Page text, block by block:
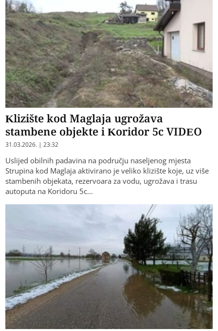
Klizište kod Maglaja ugrožava
stambene objekte i Koridor 5c VIDEO
31.03.2026. | 23:32
Uslijed obilnih padavina na području naseljenog mjesta
Strupina kod Maglaja aktivirano je veliko klizište koje, uz više
stambenih objekata, rezervoara za vodu, ugrožava i trasu
autoputa na Koridoru 5c…